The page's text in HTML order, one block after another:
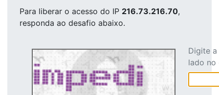
Para liberar o acesso do IP 216.73.216.70,
responda ao desafio abaixo.
Digite
lado no